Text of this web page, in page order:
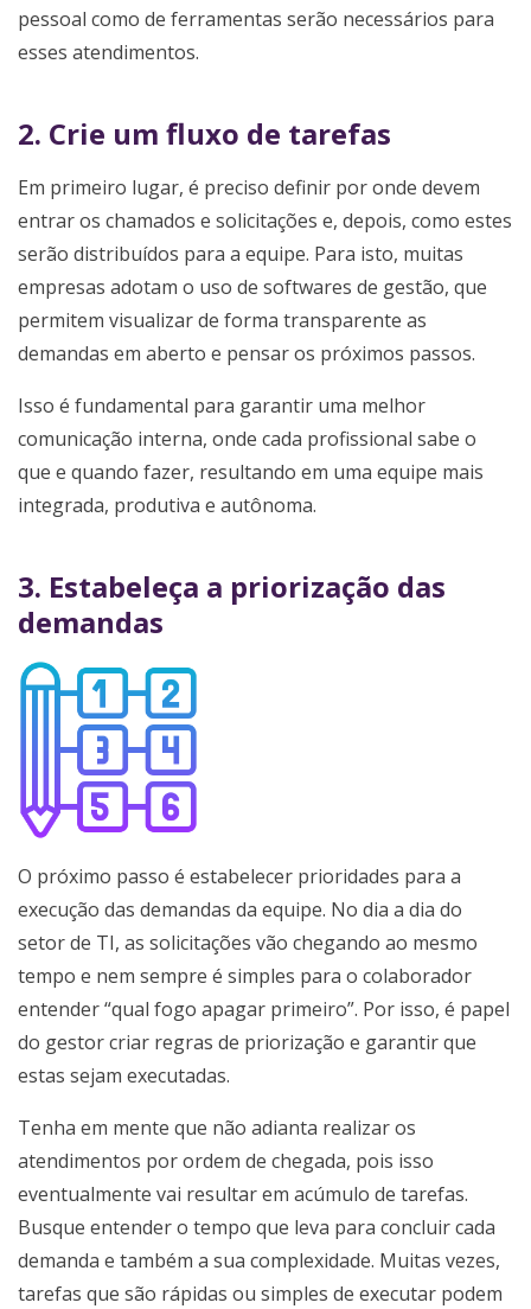
pessoal como de ferramentas serão necessários para
esses atendimentos.
2. Crie um fluxo de tarefas
Em primeiro lugar, é preciso definir por onde devem
entrar os chamados e solicitações e, depois, como estes
serão distribuídos para a equipe. Para isto, muitas
empresas adotam o uso de softwares de gestão, que
permitem visualizar de forma transparente as
demandas em aberto e pensar os próximos passos.
Isso é fundamental para garantir uma melhor
comunicação interna, onde cada profissional sabe o
que e quando fazer, resultando em uma equipe mais
integrada, produtiva e autônoma.
3. Estabeleça a priorização das
demandas
O próximo passo é estabelecer prioridades para a
execução das demandas da equipe. No dia a dia do
setor de TI, as solicitações vão chegando ao mesmo
tempo e nem sempre é simples para o colaborador
entender “qual fogo apagar primeiro”. Por isso, é papel
do gestor criar regras de priorização e garantir que
estas sejam executadas.
Tenha em mente que não adianta realizar os
atendimentos por ordem de chegada, pois isso
eventualmente vai resultar em acúmulo de tarefas.
Busque entender o tempo que leva para concluir cada
demanda e também a sua complexidade. Muitas vezes,
tarefas que são rápidas ou simples de executar podem